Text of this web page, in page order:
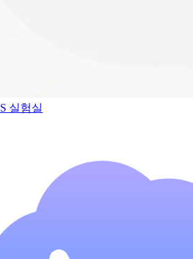
실험실